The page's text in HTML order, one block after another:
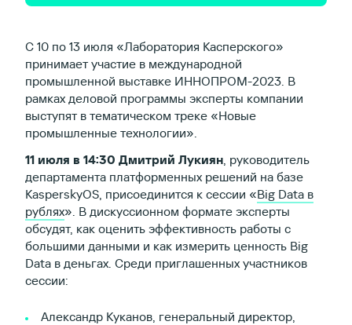
С 10 по 13 июля «Лаборатория Касперского»
принимает участие в международной
промышленной выставке ИННОПРОМ-2023. В
рамках деловой программы эксперты компании
выступят в тематическом треке «Новые
промышленные технологии».
11 июля в 14:30 Дмитрий Лукиян, руководитель
департамента платформенных решений на базе
KasperskyOS, присоединится к сессии «Big Data в
рублях». В дискуссионном формате эксперты
обсудят, как оценить эффективность работы с
большими данными и как измерить ценность Big
Data в деньгах. Среди приглашенных участников
сессии:
Александр Куканов, генеральный директор,